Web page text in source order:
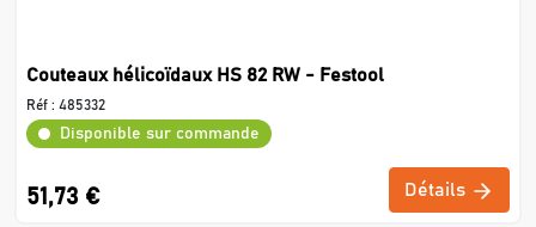
Couteaux hélicoïdaux HS 82 RW - Festool
Réf : 485332
Disponible sur commande
51,73 € Détails